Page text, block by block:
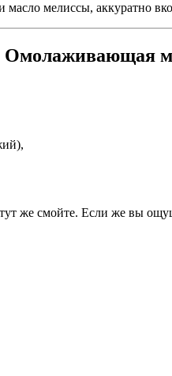
мелиссы, аккуратно
Омолаживающая
же смойте. Если же вы